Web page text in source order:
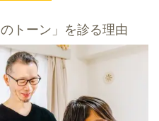
トーン」を診る理由